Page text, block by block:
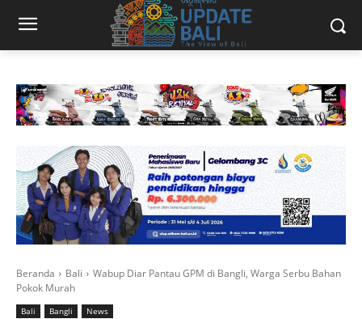
Beranda Bali
Wabup Diar Pantau GPM di Bangli, Warga Serbu Bahan
Pokok Murah
Bali Bangli News